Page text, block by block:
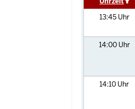
13:45 Uhr
14:00 Uhr
14:10 Uhr